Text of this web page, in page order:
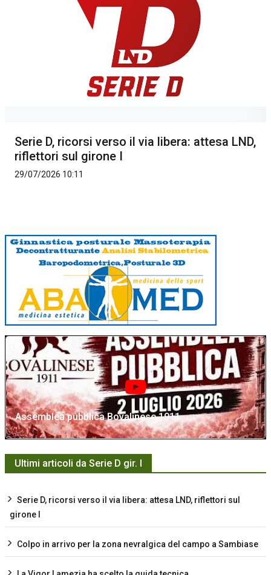
Serie D, ricorsi verso il via libera: attesa LND,
riflettori sul girone I
29/07/2026 10:11
Assemblea pubblica Bovalinese 1911
Ultimi articoli da Serie D gir. I
Serie D, ricorsi verso il via libera: attesa LND, riflettori sul
girone I
Colpo in arrivo per la zona nevralgica del campo a Sambiase